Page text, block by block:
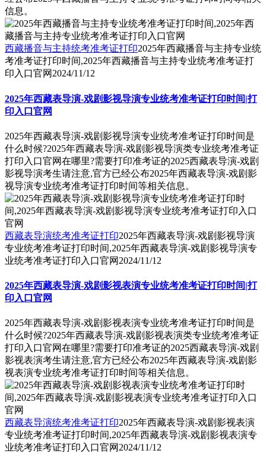
信息。
西藏播音与主持统考准考证打印2025年西藏播音与主持专业统
考准考证打印时间,2025年西藏播音与主持专业统考准考证打
印入口官网 2024/11/12
2025年西藏表导演-戏剧影视导演专业统考准考证打印时间|打
印入口官网
2025年西藏表导演-戏剧影视导演专业统考准考证打印时间是
什么时候?2025年西藏表导演-戏剧影视导演类专业统考准考证
打印入口官网在哪里?需要打印准考证的2025西藏表导演-戏剧
影视导演考生请注意,官方已经公布2025年西藏表导演-戏剧影
视导演专业统考准考证打印时间等相关信息。
西藏表导演统考准考证打印2025年西藏表导演-戏剧影视导演
专业统考准考证打印时间,2025年西藏表导演-戏剧影视导演专
业统考准考证打印入口官网 2024/11/12
2025年西藏表导演-戏剧影视表演专业统考准考证打印时间|打
印入口官网
2025年西藏表导演-戏剧影视表演专业统考准考证打印时间是
什么时候?2025年西藏表导演-戏剧影视表演类专业统考准考证
打印入口官网在哪里?需要打印准考证的2025西藏表导演-戏剧
影视表演考生请注意,官方已经公布2025年西藏表导演-戏剧影
视表演专业统考准考证打印时间等相关信息。
西藏表导演统考准考证打印2025年西藏表导演-戏剧影视表演
专业统考准考证打印时间,2025年西藏表导演-戏剧影视表演专
业统考准考证打印入口官网2024/11/12